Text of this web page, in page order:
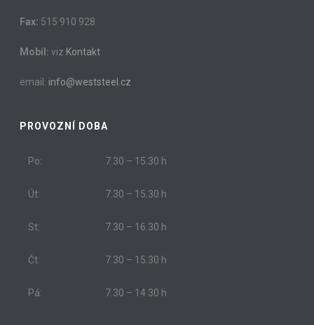
Fax: 515 910 928
Mobil: viz Kontakt
email: info@weststeel.cz
PROVOZNÍ DOBA
Po: 7.30 – 15.30 h
Út: 7.30 – 15.30 h
St: 7.30 – 16.30 h
Čt: 7.30 – 15.30 h
Pá: 7.30 – 14.30 h